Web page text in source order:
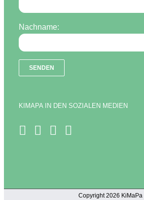
Nachname:
KIMAPA IN DEN SOZIALEN MEDIEN
Copyright 2026 KiMaPa